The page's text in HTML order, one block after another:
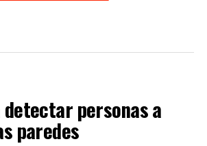
detectar personas a
paredes